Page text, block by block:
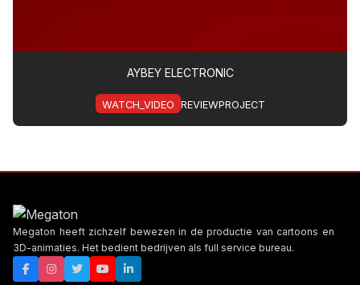
AYBEY ELECTRONIC
WATCH_VIDEO REVIEWPROJECT
Megaton heeft zichzelf bewezen in de productie van cartoons en
3D-animaties. Het bedient bedrijven als full service bureau.